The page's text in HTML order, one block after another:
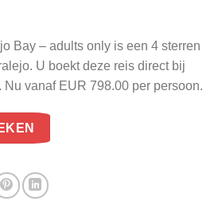
Bay – adults only is een 4 sterren
U boekt deze reis direct bij
vanaf EUR 798.00 per persoon.